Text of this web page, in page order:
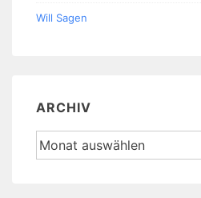
Will Sagen
ARCHIV
Archiv